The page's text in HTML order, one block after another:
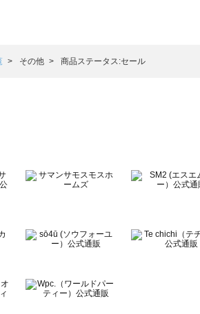
（ツハルバイサマンサモスモス）の一覧
サマンサモスモス ラーゴム）の一覧
ズブルー）の一覧
）の一覧
その他 商品ステータス:セール